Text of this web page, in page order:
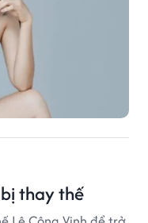
thay thế